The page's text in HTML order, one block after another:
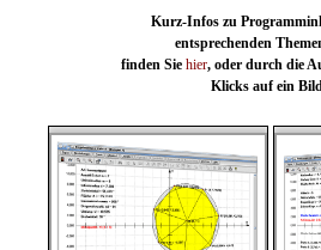
Kurz-Infos zu
entsprechenden
finden Sie hier, oder durch die
Klicks auf ein